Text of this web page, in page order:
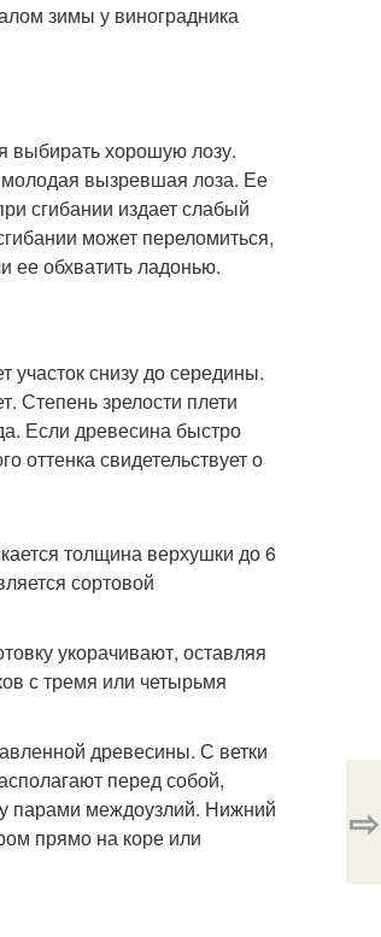
зимы у виноградника
выбирать хорошую лозу.
молодая вызревшая лоза. Ее
сгибании издает слабый
может переломиться,
ее обхватить ладонью.
участок снизу до середины.
Степень зрелости плети
Если древесина быстро
оттенка свидетельствует о
толщина верхушки до 6
сортовой
укорачивают, оставляя
с тремя или четырьмя
древесины. С ветки
перед собой,
парами междоузлий. Нижний
прямо на коре или
⇨